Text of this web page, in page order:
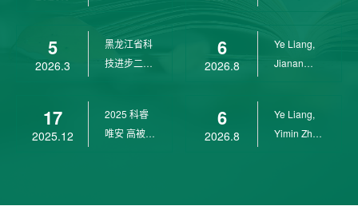
5
2026.3
黑龙江省科
技进步二等
17
2025.12
2025 科睿
唯安 高被引
6
2026.8
Ye Liang,
Jianan
6
2026.8
Ye Liang,
Yimin Zhu,